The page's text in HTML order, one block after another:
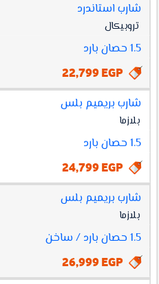
افضل
أسعار
أسعار
ات
توشيبا
العربي
مواصفات
شارب استاندرد
تروبيكال
1.5 حصان بارد
22,799 EGP
شارب بريميم بلس
بلازما
1.5 حصان بارد
24,799 EGP
شارب بريميم بلس
بلازما
1.5 حصان بارد / ساخن
26,999 EGP